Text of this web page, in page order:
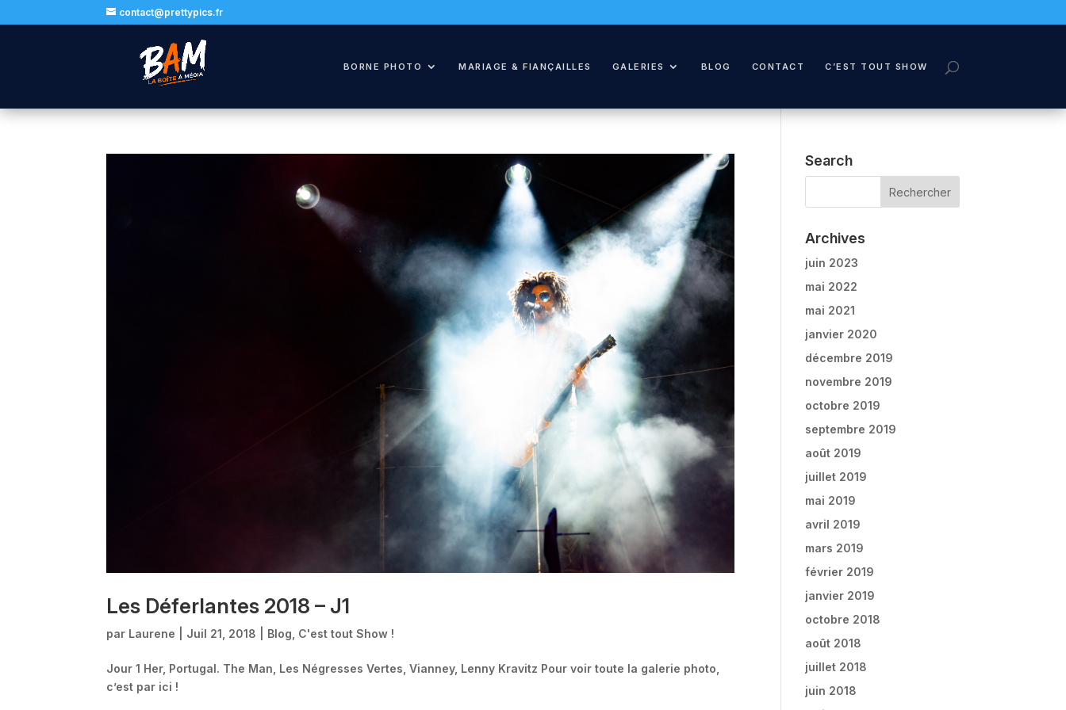
contact@prettypics.fr
BORNE PHOTO MARIAGE & FIANÇAILLES GALERIES BLOG CONTACT C’EST TOUT SHOW
Les Déferlantes 2018 – J1
par Laurene Juil 21, 2018 Blog C'est tout Show !
Jour 1 Her, Portugal. The Man, Les Négresses Vertes, Vianney, Lenny Kravitz Pour voir toute la galerie photo,
c’est par ici !
Search
Archives
juin 2023
mai 2022
mai 2021
janvier 2020
décembre 2019
novembre 2019
octobre 2019
septembre 2019
août 2019
juillet 2019
mai 2019
avril 2019
mars 2019
février 2019
janvier 2019
octobre 2018
août 2018
juillet 2018
juin 2018